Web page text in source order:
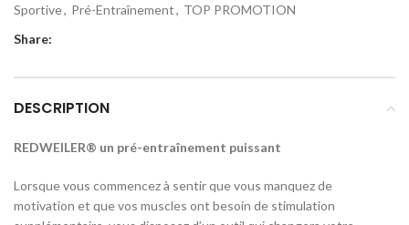
Sportive, Pré-Entraînement, TOP PROMOTION
Share:
DESCRIPTION
REDWEILER® un pré-entraînement puissant
Lorsque vous commencez à sentir que vous manquez de
motivation et que vos muscles ont besoin de stimulation